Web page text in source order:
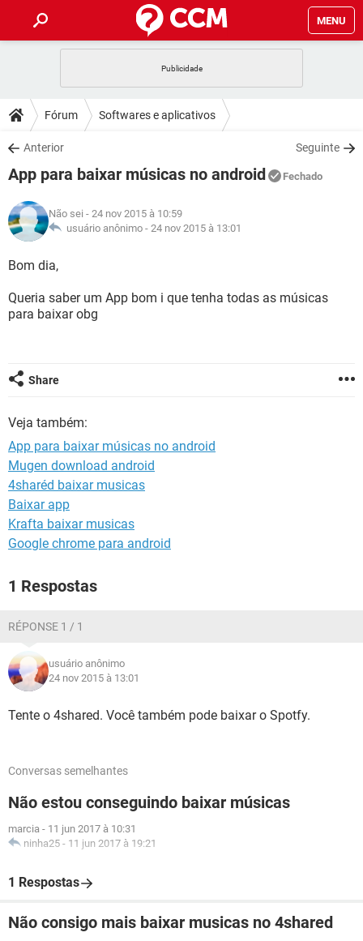
MENU
CELULAR FACEBOOK
OUTLOOK
INSTAGRAM GMAIL
GUIA DE COMPRAS
DICAS
JOGOS WHATSAPP
INSTAGRAM
GUIA DE COMPRAS
DOWNLOADS
JOGOS WHATSAPP
CELULAR
OUTLOOK EXCEL
INSTAGRAM
FÓRUM
JOGOS
CELULAR
OUTLOOK
INSTAGRAM GMAIL
GLOSSÁRIO
JOGOS
OUTLOOK
GUIA DE COMPRAS
Fórum Softwares e aplicativos
Anterior Seguinte
App para baixar músicas no android Fechado
Não sei - 24 nov 2015 à 10:59
usuário anônimo - 24 nov 2015 à 13:01
Bom dia,
Queria saber um App bom i que tenha todas as músicas
para baixar obg
Share
Veja também:
App para baixar músicas no android
Mugen download android
4sharéd baixar musicas
Baixar app
Krafta baixar musicas
Google chrome para android
1 Respostas
RÉPONSE 1 / 1
usuário anônimo
24 nov 2015 à 13:01
Tente o 4shared. Você também pode baixar o Spotfy.
Conversas semelhantes
Não estou conseguindo baixar músicas
marcia - 11 jun 2017 à 10:31
ninha25 - 11 jun 2017 à 19:21
1 Respostas
Não consigo mais baixar musicas no 4shared